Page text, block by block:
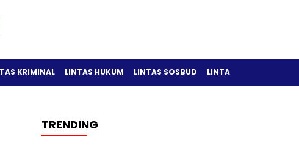
KRIMINAL LINTAS HUKUM LINTAS SOSBUD LINTAS OLAH RAGA
TRENDING